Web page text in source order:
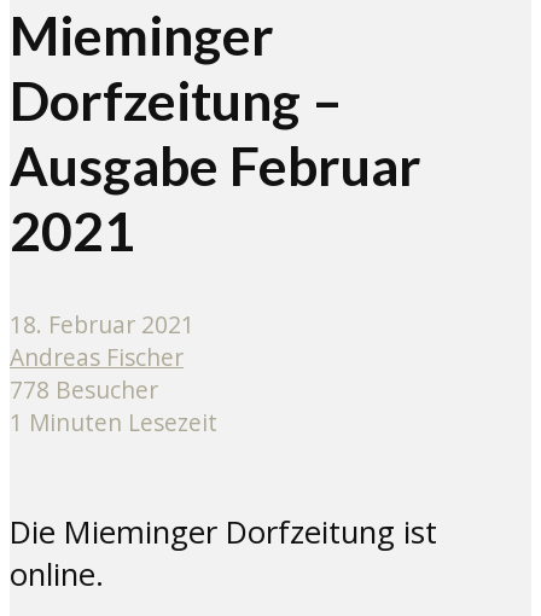
Mieminger
Dorfzeitung –
Ausgabe Februar
2021
18. Februar 2021
Andreas Fischer
778 Besucher
1 Minuten Lesezeit
Die Mieminger Dorfzeitung ist
online.